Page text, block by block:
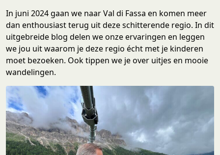
In juni 2024 gaan we naar Val di Fassa en komen meer
dan enthousiast terug uit deze schitterende regio. In dit
uitgebreide blog delen we onze ervaringen en leggen
we jou uit waarom je deze regio écht met je kinderen
moet bezoeken. Ook tippen we je over uitjes en mooie
wandelingen.